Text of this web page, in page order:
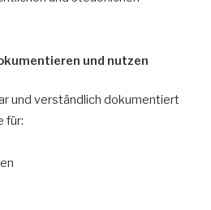
und nutzen
und verständlich dokumentiert
für: